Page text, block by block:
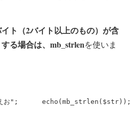
ト（2バイト以上のもの）が含
る場合は、mb_strlenを使いま
<?php 	$str = "あいうえお";